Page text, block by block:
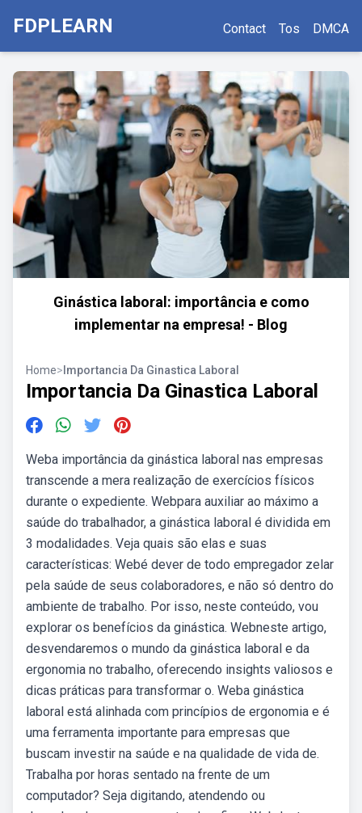
FDPLEARN Contact Tos DMCA
Ginástica laboral: importância e como
implementar na empresa! - Blog
Home> Importancia Da Ginastica Laboral
Importancia Da Ginastica Laboral
Weba importância da ginástica laboral nas empresas
transcende a mera realização de exercícios físicos
durante o expediente. Webpara auxiliar ao máximo a
saúde do trabalhador, a ginástica laboral é dividida em
3 modalidades. Veja quais são elas e suas
características: Webé dever de todo empregador zelar
pela saúde de seus colaboradores, e não só dentro do
ambiente de trabalho. Por isso, neste conteúdo, vou
explorar os benefícios da ginástica. Webneste artigo,
desvendaremos o mundo da ginástica laboral e da
ergonomia no trabalho, oferecendo insights valiosos e
dicas práticas para transformar o. Weba ginástica
laboral está alinhada com princípios de ergonomia e é
uma ferramenta importante para empresas que
buscam investir na saúde e na qualidade de vida de.
Trabalha por horas sentado na frente de um
computador? Seja digitando, atendendo ou